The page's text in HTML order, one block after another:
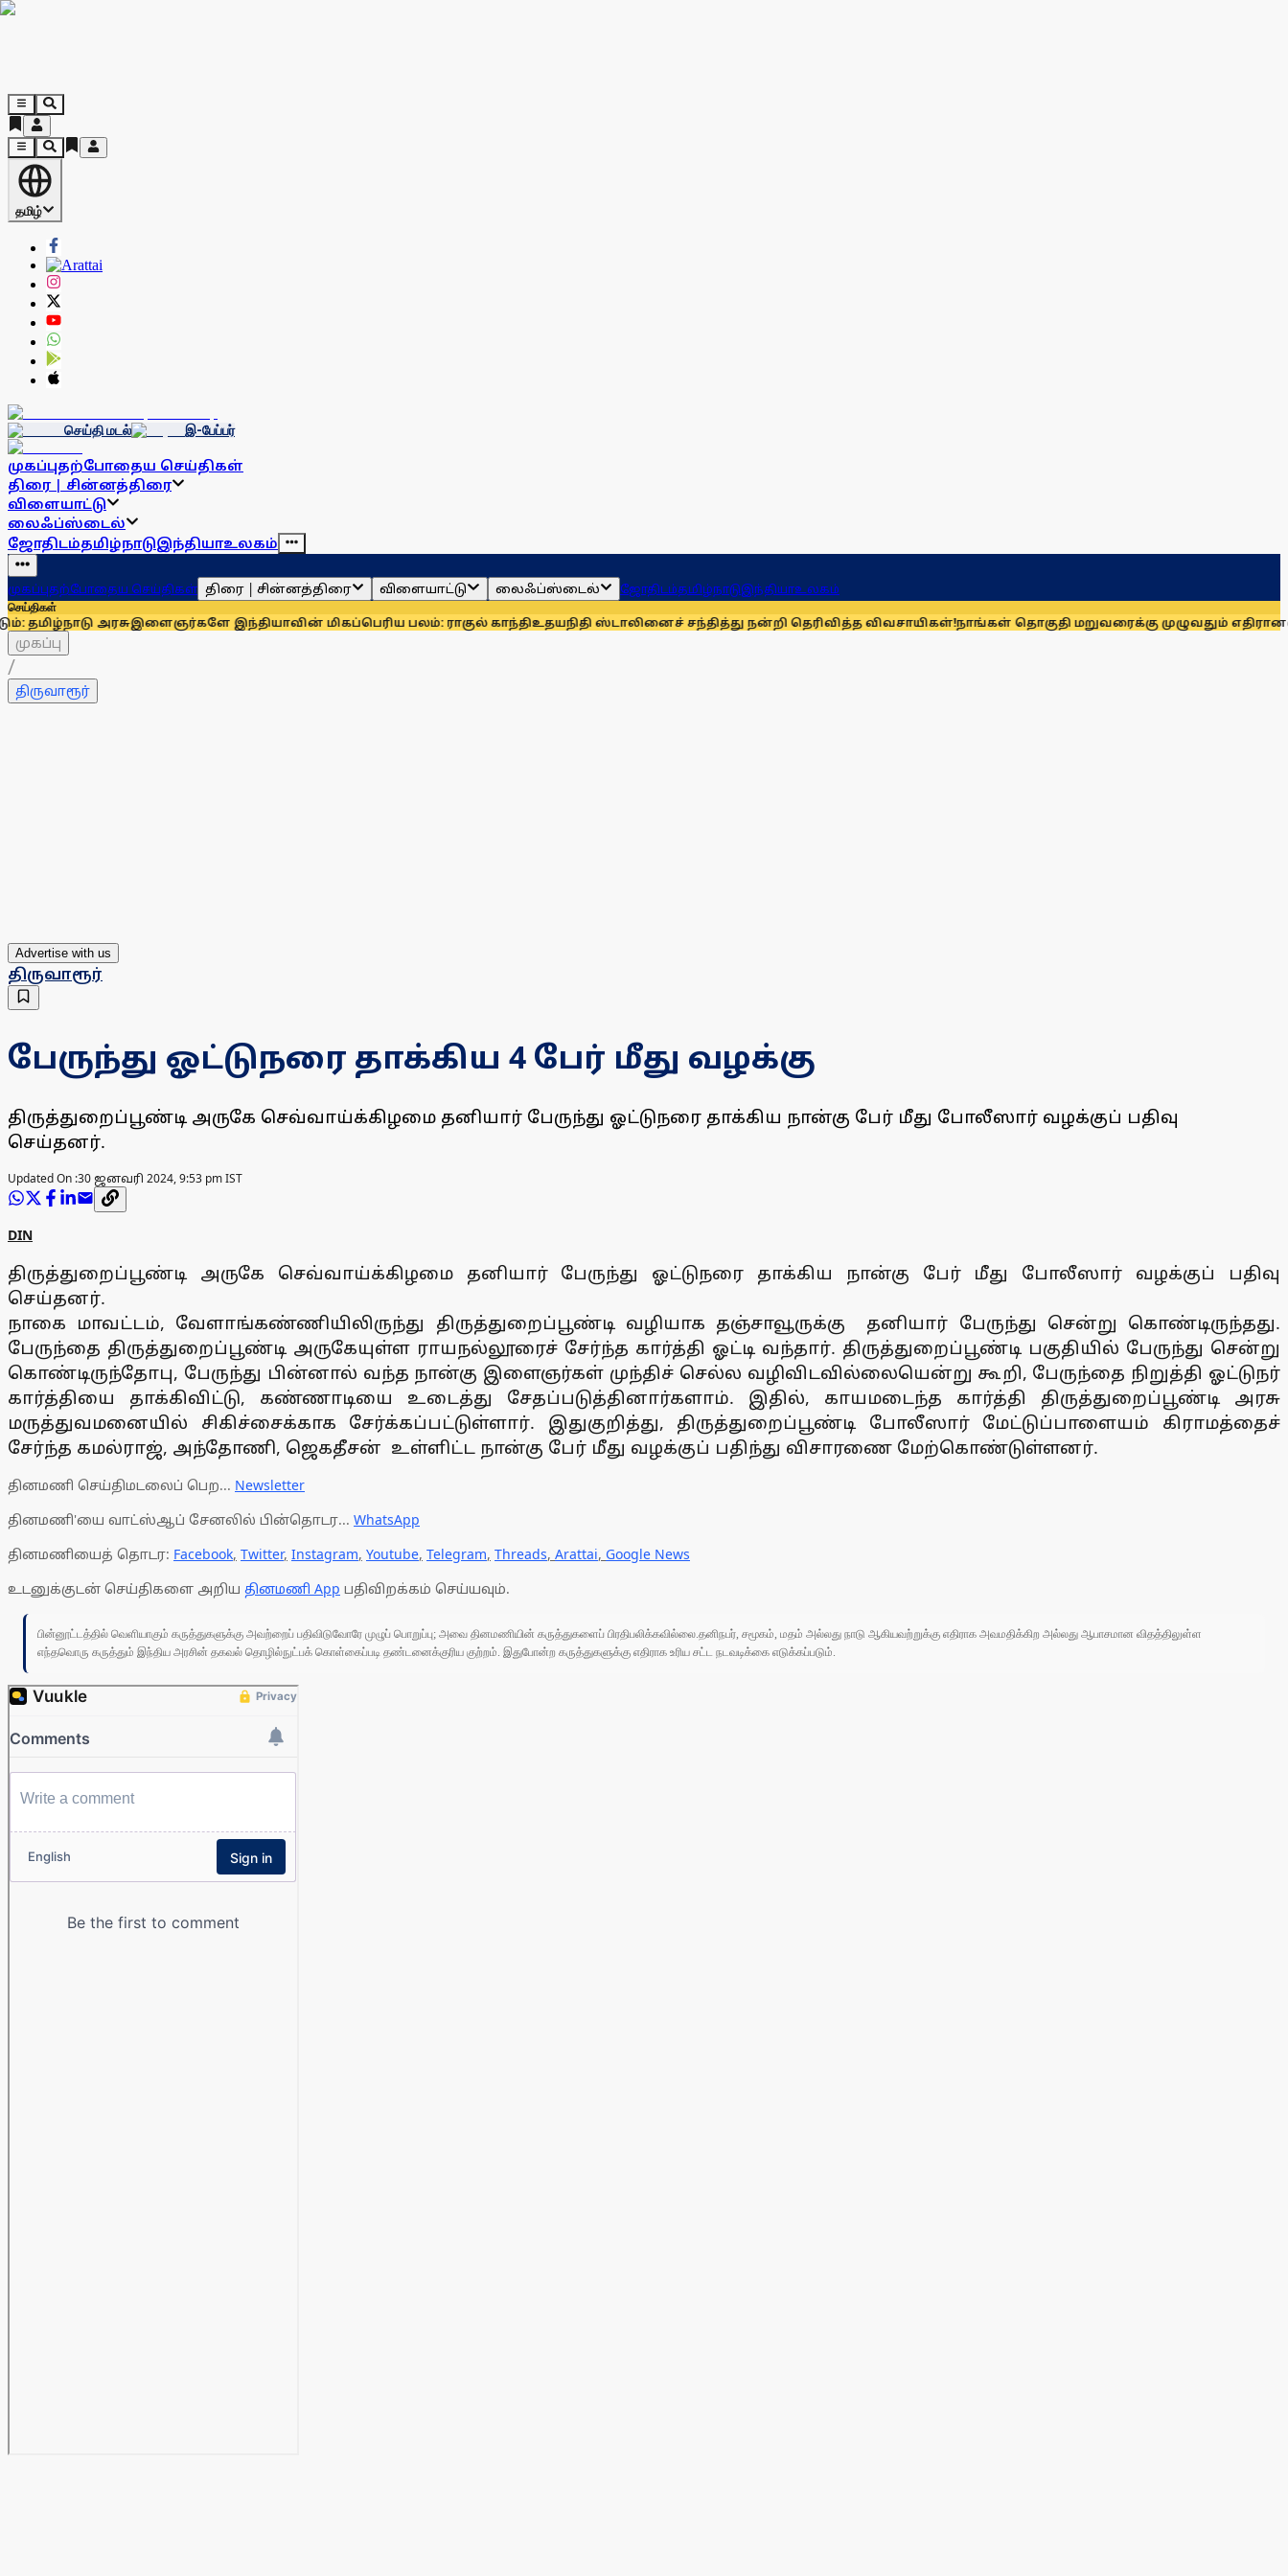
தமிழ்
செய்தி மடல் இ-பேப்பர்
முகப்புதற்போதைய செய்திகள்
திரை | சின்னத்திரை
விளையாட்டு
லைஃப்ஸ்டைல்
ஜோதிடம்தமிழ்நாடுஇந்தியாஉலகம்
முகப்புதற்போதைய செய்திகள் திரை | சின்னத்திரை விளையாட்டு லைஃப்ஸ்டைல் ஜோதிடம்தமிழ்நாடுஇந்தியாஉலகம்
செய்திகள்
அரசுஇளைஞர்களே இந்தியாவின் மிகப்பெரிய பலம்: ராகுல் காந்திஉதயநிதி ஸ்டாலினைச் சந்தித்து நன்றி தெரிவித்த விவசாயிகள்!நாங்கள் தொகுதி மறுவரைக்கு முழுவதும் எதிரானவர்கள்
முகப்பு
/
திருவாரூர்
Advertise with us
திருவாரூர்
பேருந்து ஓட்டுநரை தாக்கிய 4 பேர் மீது வழக்கு
திருத்துறைப்பூண்டி அருகே செவ்வாய்க்கிழமை தனியார் பேருந்து ஓட்டுநரை தாக்கிய நான்கு பேர் மீது போலீஸார் வழக்குப் பதிவு
செய்தனர்.
Updated On :30 ஜனவரி 2024, 9:53 pm IST
DIN
திருத்துறைப்பூண்டி அருகே செவ்வாய்க்கிழமை தனியார் பேருந்து ஓட்டுநரை தாக்கிய நான்கு பேர் மீது போலீஸார் வழக்குப் பதிவு
செய்தனர்.
நாகை மாவட்டம், வேளாங்கண்ணியிலிருந்து திருத்துறைப்பூண்டி வழியாக தஞ்சாவூருக்கு தனியார் பேருந்து சென்று கொண்டிருந்தது.
பேருந்தை திருத்துறைப்பூண்டி அருகேயுள்ள ராயநல்லூரைச் சேர்ந்த கார்த்தி ஓட்டி வந்தார். திருத்துறைப்பூண்டி பகுதியில் பேருந்து சென்று
கொண்டிருந்தோபு, பேருந்து பின்னால் வந்த நான்கு இளைஞர்கள் முந்திச் செல்ல வழிவிடவில்லையென்று கூறி, பேருந்தை நிறுத்தி ஓட்டுநர்
கார்த்தியை தாக்கிவிட்டு, கண்ணாடியை உடைத்து சேதப்படுத்தினார்களாம். இதில், காயமடைந்த கார்த்தி திருத்துறைப்பூண்டி அரசு
மருத்துவமனையில் சிகிச்சைக்காக சேர்க்கப்பட்டுள்ளார். இதுகுறித்து, திருத்துறைப்பூண்டி போலீஸார் மேட்டுப்பாளையம் கிராமத்தைச்
சேர்ந்த கமல்ராஜ், அந்தோணி, ஜெகதீசன் உள்ளிட்ட நான்கு பேர் மீது வழக்குப் பதிந்து விசாரணை மேற்கொண்டுள்ளனர்.
தினமணி செய்திமடலைப் பெற... Newsletter
தினமணி'யை வாட்ஸ்ஆப் சேனலில் பின்தொடர... WhatsApp
தினமணியைத் தொடர: Facebook, Twitter, Instagram, Youtube, Telegram, Threads, Arattai, Google News
உடனுக்குடன் செய்திகளை அறிய தினமணி App பதிவிறக்கம் செய்யவும்.
பின்னூட்டத்தில் வெளியாகும் கருத்துகளுக்கு அவற்றைப் பதிவிடுவோரே முழுப் பொறுப்பு; அவை தினமணியின் கருத்துகளைப் பிரதிபலிக்கவில்லை.தனிநபர், சமூகம், மதம் அல்லது நாடு ஆகியவற்றுக்கு எதிராக அவமதிக்கிற அல்லது ஆபாசமான விதத்திலுள்ள
எந்தவொரு கருத்தும் இந்திய அரசின் தகவல் தொழில்நுட்பக் கொள்கைப்படி தண்டனைக்குரிய குற்றம். இதுபோன்ற கருத்துகளுக்கு எதிராக உரிய சட்ட நடவடிக்கை எடுக்கப்படும்.